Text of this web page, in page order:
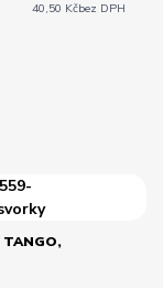
40,50 Kčbez DPH
TANGO,